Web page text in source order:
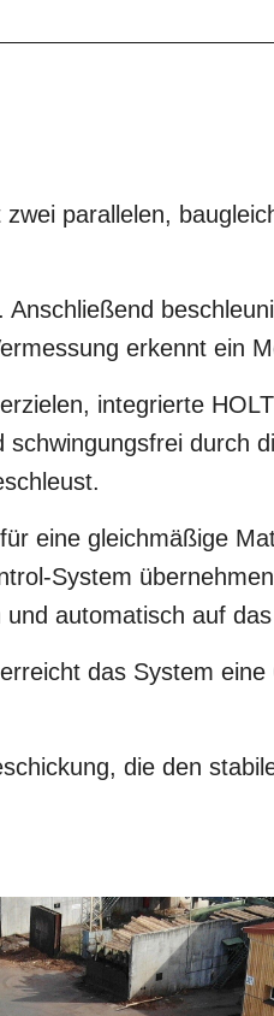
parallelen,
erkennt ein
integrierte
durch
eine gleichmäßige
System
automatisch auf
das System
die den